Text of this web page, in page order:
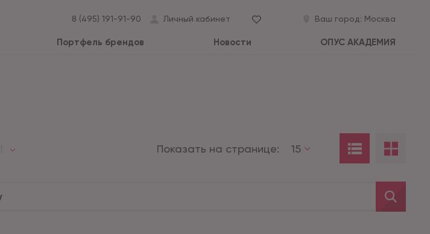
8 (495) 191-91-90 Личный кабинет Ваш город: Москва
Портфель брендов Новости ОПУС АКАДЕМИЯ
Показать на странице: 15